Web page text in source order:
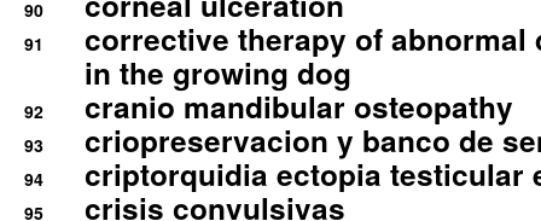
90
91
corrective therapy of abnormal
in the growing dog
92 cranio mandibular osteopathy
93 criopreservacion y banco de
94 criptorquidia ectopia testicular
95 crisis convulsivas